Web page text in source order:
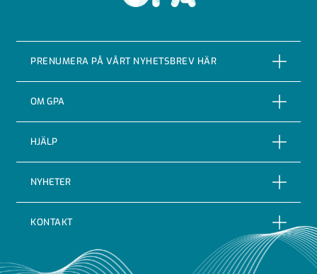
PRENUMERA PÅ VÅRT NYHETSBREV HÄR
OM GPA
Om företaget
Vår Historia
Code of conduct
HJÄLP
Reklamationer
Returer
Leveransvillkor
NYHETER
Nyheter
KONTAKT
GPA Flowsystem AB